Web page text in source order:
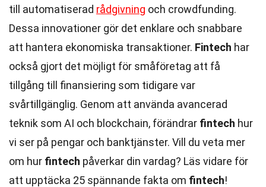
till automatiserad rådgivning och crowdfunding.
Dessa innovationer gör det enklare och snabbare
att hantera ekonomiska transaktioner. Fintech har
också gjort det möjligt för småföretag att få
tillgång till finansiering som tidigare var
svårtillgänglig. Genom att använda avancerad
teknik som AI och blockchain, förändrar fintech hur
vi ser på pengar och banktjänster. Vill du veta mer
om hur fintech påverkar din vardag? Läs vidare för
att upptäcka 25 spännande fakta om fintech!